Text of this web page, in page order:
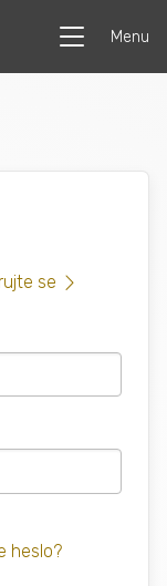
Menu
se
heslo?